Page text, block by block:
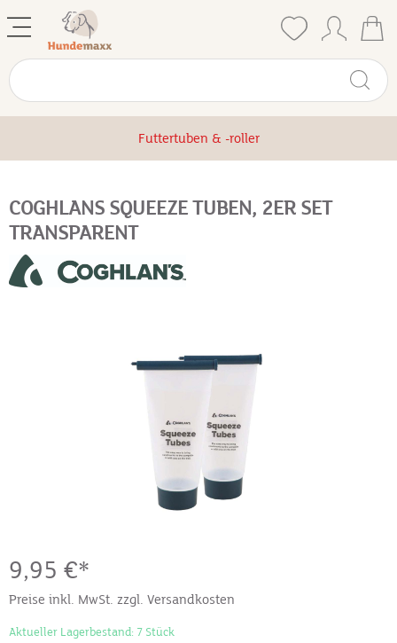
Futtertuben & -roller
COGHLANS SQUEEZE TUBEN, 2ER SET
TRANSPARENT
9,95 €*
Preise inkl. MwSt. zzgl. Versandkosten
Aktueller Lagerbestand: 7 Stück